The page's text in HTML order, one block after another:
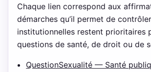
Chaque lien correspond aux
démarches qu’il permet de
institutionnelles restent prioritaires
questions de santé, de droit ou de
QuestionSexualité — Santé